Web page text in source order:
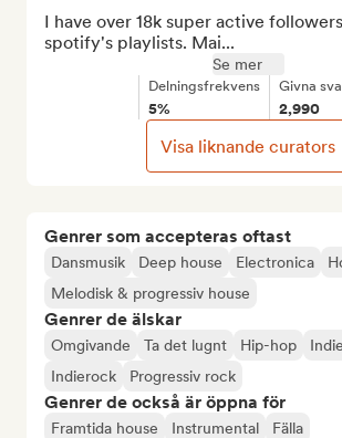
Genrer som accepteras oftast
Dansmusik Deep house Electronica
Melodisk & progressiv house
Genrer de älskar
Omgivande Ta det lugnt Hip-hop
Indierock
Progressiv rock
Genrer de också är öppna för
Framtida house Instrumental Fälla
I have over 18k super active
spotify's playlists. Mai...
Se mer
Delningsfrekvens
5%
Givna
2,990
Visa liknande curators